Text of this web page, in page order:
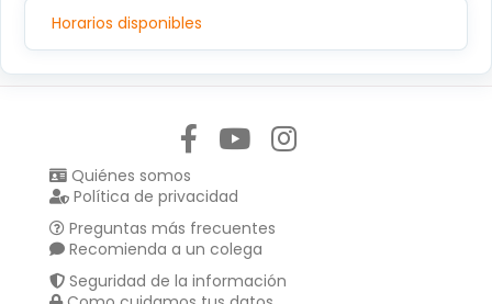
Horarios disponibles
Quiénes somos
Política de privacidad
Preguntas más frecuentes
Recomienda a un colega
Seguridad de la información